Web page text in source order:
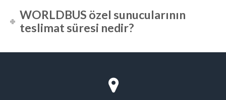
WORLDBUS özel sunucularının
teslimat süresi nedir?